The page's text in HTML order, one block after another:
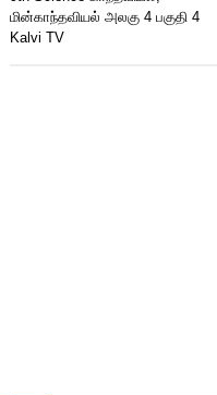
மின்காந்தவியல் அலகு 4 பகுதி 4
Kalvi TV